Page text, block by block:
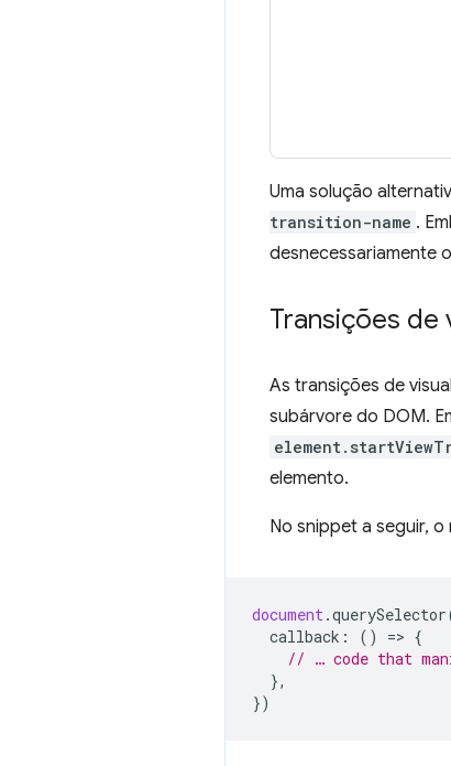
Uma solução
transition-name .
desnecessariamente
Transições de
As transições de
subárvore do DOM.
elemento.
No snippet a seguir,
document.querySelector
callback : () => {
// … code that
},
})